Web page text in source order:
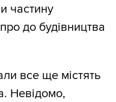
частину
до будівництва
все ще містять
Невідомо,